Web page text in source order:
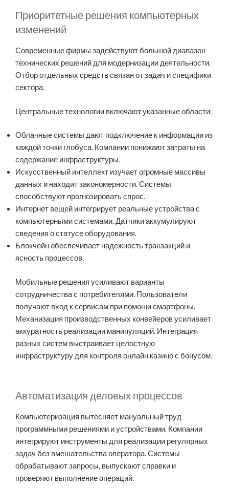
Приоритетные решения компьютерных
изменений
Современные фирмы задействуют большой диапазон
технических решений для модернизации деятельности.
Отбор отдельных средств связан от задач и специфики
сектора.
Центральные технологии включают указанные области:
Облачные системы дают подключение к информации из
каждой точки глобуса. Компании понижают затраты на
содержание инфраструктуры.
Искусственный интеллект изучает огромные массивы
данных и находит закономерности. Системы
способствуют прогнозировать спрос.
Интернет вещей интегрирует реальные устройства с
компьютерными системами. Датчики аккумулируют
сведения о статусе оборудования.
Блокчейн обеспечивает надежность транзакций и
ясность процессов.
Мобильные решения усиливают варианты
сотрудничества с потребителями. Пользователи
получают вход к сервисам при помощи смартфоны.
Механизация производственных конвейеров усиливает
аккуратность реализации манипуляций. Интеграция
разных систем выстраивает целостную
инфраструктуру для контроля онлайн казино с бонусом.
Автоматизация деловых процессов
Компьютеризация вытесняет мануальный труд
программными решениями и устройствами. Компании
интегрируют инструменты для реализации регулярных
задач без вмешательства оператора. Системы
обрабатывают запросы, выпускают справки и
проверяют выполнение операций.